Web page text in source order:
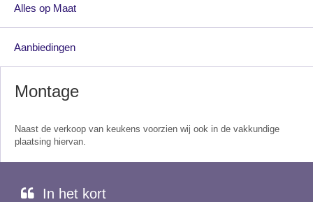
Alles op Maat
Aanbiedingen
Montage
Naast de verkoop van keukens voorzien wij ook in de vakkundige
plaatsing hiervan.
In het kort